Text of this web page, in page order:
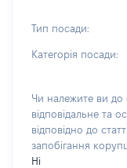
Тип посади:
Категорія посади:
Чи належите ви до
відповідальне та
відповідно до
запобігання
Ні